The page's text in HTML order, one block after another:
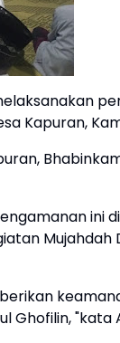
Kapuran,
ini
Mujahdah
Ghofilin, "kata